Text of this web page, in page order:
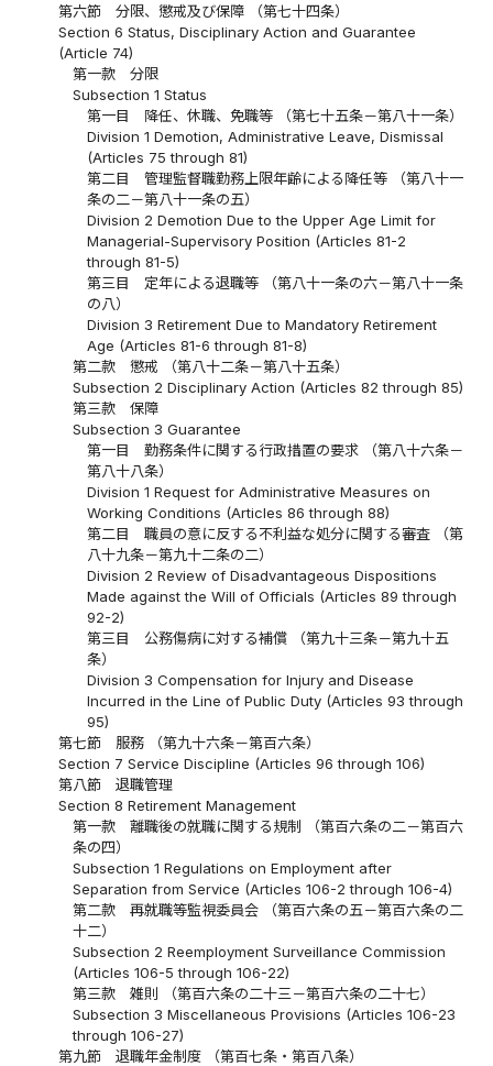
第六節 分限、懲戒及び保障 （第七十四条）
Section 6 Status, Disciplinary Action and Guarantee
(Article 74)
第一款 分限
Subsection 1 Status
第一目 降任、休職、免職等 （第七十五条－第八十一条）
Division 1 Demotion, Administrative Leave, Dismissal
(Articles 75 through 81)
第二目 管理監督職勤務上限年齢による降任等 （第八十一
条の二－第八十一条の五）
Division 2 Demotion Due to the Upper Age Limit for
Managerial-Supervisory Position (Articles 81-2
through 81-5)
第三目 定年による退職等 （第八十一条の六－第八十一条
の八）
Division 3 Retirement Due to Mandatory Retirement
Age (Articles 81-6 through 81-8)
第二款 懲戒 （第八十二条－第八十五条）
Subsection 2 Disciplinary Action (Articles 82 through 85)
第三款 保障
Subsection 3 Guarantee
第一目 勤務条件に関する行政措置の要求 （第八十六条－
第八十八条）
Division 1 Request for Administrative Measures on
Working Conditions (Articles 86 through 88)
第二目 職員の意に反する不利益な処分に関する審査 （第
八十九条－第九十二条の二）
Division 2 Review of Disadvantageous Dispositions
Made against the Will of Officials (Articles 89 through
92-2)
第三目 公務傷病に対する補償 （第九十三条－第九十五
条）
Division 3 Compensation for Injury and Disease
Incurred in the Line of Public Duty (Articles 93 through
95)
第七節 服務 （第九十六条－第百六条）
Section 7 Service Discipline (Articles 96 through 106)
第八節 退職管理
Section 8 Retirement Management
第一款 離職後の就職に関する規制 （第百六条の二－第百六
条の四）
Subsection 1 Regulations on Employment after
Separation from Service (Articles 106-2 through 106-4)
第二款 再就職等監視委員会 （第百六条の五－第百六条の二
十二）
Subsection 2 Reemployment Surveillance Commission
(Articles 106-5 through 106-22)
第三款 雑則 （第百六条の二十三－第百六条の二十七）
Subsection 3 Miscellaneous Provisions (Articles 106-23
through 106-27)
第九節 退職年金制度 （第百七条・第百八条）